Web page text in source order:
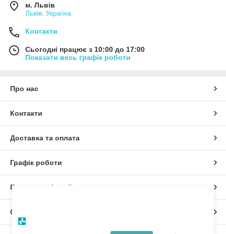
м. Львів
Львів, Україна
Контакти
Сьогодні працює з 10:00 до 17:00
Показати весь графік роботи
Про нас
Контакти
Доставка та оплата
Графік роботи
Повна версія сайту
Сайт створено на маркетплейсі